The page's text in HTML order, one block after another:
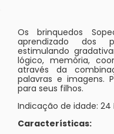
Os brinquedos
aprendizado dos
estimulando
lógico, memória,
através da
palavras e imagens.
para seus filhos.
Indicação de idade: 24
Características: